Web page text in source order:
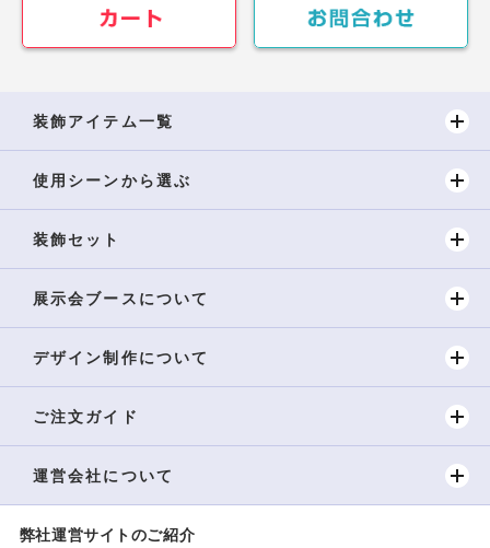
装飾アイテム一覧
使用シーンから選ぶ
装飾セット
展示会ブースについて
デザイン制作について
ご注文ガイド
運営会社について
弊社運営サイトのご紹介